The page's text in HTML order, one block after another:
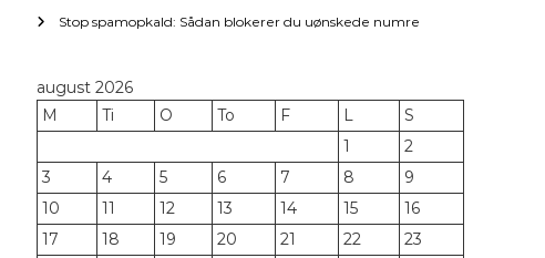
Stop spamopkald: Sådan blokerer du uønskede numre
august 2026
M
Ti O To F L
S
1
2
3
4 5 6 7 8
9
10
11 12 13 14 15
16
17
18 19 20 21 22
23